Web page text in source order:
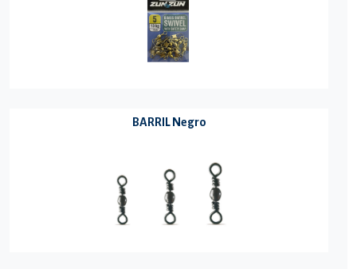
BARRIL Negro